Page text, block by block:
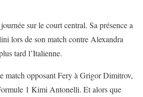
sur le court central. Sa présence a
lors de son match contre Alexandra
tard l’Italienne.
match opposant Fery à Grigor Dimitrov,
1 Kimi Antonelli. Et alors que